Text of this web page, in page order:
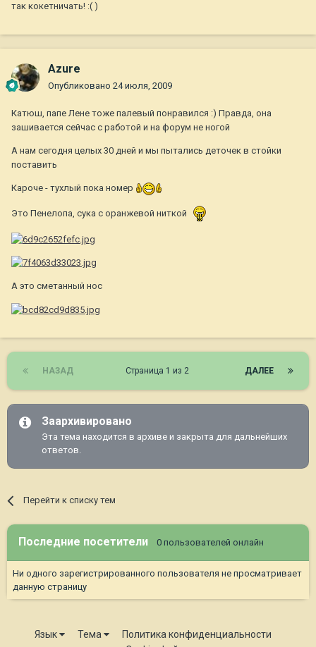
так кокетничать! :( )
Azure
Опубликовано 24 июля, 2009
Катюш, папе Лене тоже палевый понравился :) Правда, она
зашивается сейчас с работой и на форум не ногой
А нам сегодня целых 30 дней и мы пытались деточек в стойки
поставить
Кароче - тухлый пока номер
Это Пенелопа, сука с оранжевой ниткой
А это сметанный нос
НАЗАД ДАЛЕЕ
Страница 1 из 2
Заархивировано
Эта тема находится в архиве и закрыта для дальнейших
ответов.
Перейти к списку тем
Последние посетители 0 пользователей онлайн
Ни одного зарегистрированного пользователя не просматривает
данную страницу
Язык Тема
Политика конфиденциальности